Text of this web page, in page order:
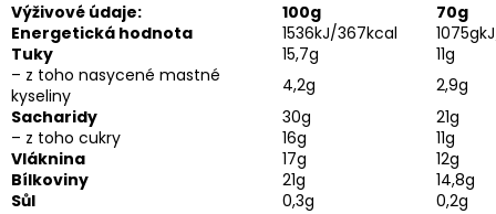
Výživové údaje:
100g
70g
Energetická hodnota
1536kJ/367kcal
Tuky
15,7g
11g
– z toho nasycené mastné
kyseliny
4,2g
2,9g
Sacharidy
30g
21g
– z toho cukry
16g
11g
Vláknina
17g
12g
Bílkoviny
21g
14,8g
Sůl
0,3g 0,2g